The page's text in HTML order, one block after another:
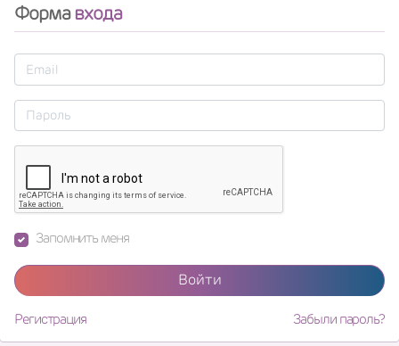
Формавхода
Запомнить меня
Войти
Регистрация Забыли пароль?